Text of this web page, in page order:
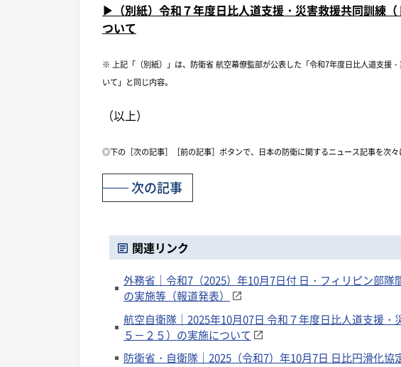
▶（別紙）令和７年度日比人道支援・災害救援共同訓練
ついて
※ 上記「（別紙）」は、防衛省 航空幕僚監部が公表した「令和7年度日比人道支援
いて」と同じ内容。
（以上）
◎下の［次の記事］［前の記事］ボタンで、日本の防衛に関するニュース記事を次々
次の記事
関連リンク
外務省｜令和7（2025）年10月7日付 日・フィリピン部
の実施等（報道発表）
航空自衛隊｜2025年10月07日 令和７年度日比人道支援
５－２５）の実施について
防衛省・自衛隊｜2025（令和7）年10月7日 日比円滑化協